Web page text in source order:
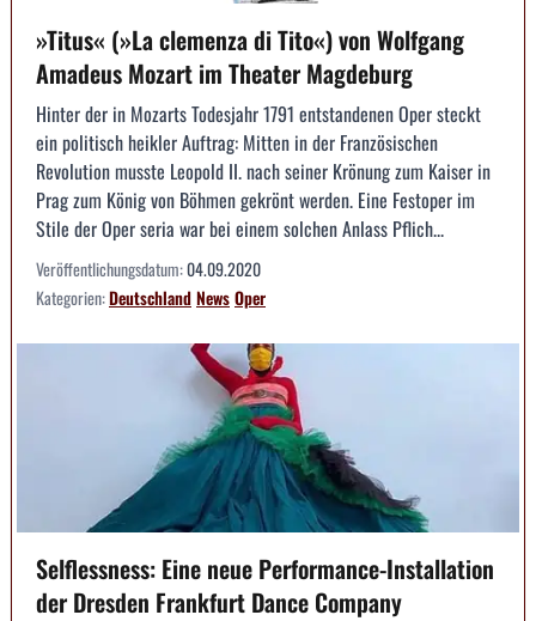
»Titus« (»La clemenza di Tito«) von Wolfgang
Amadeus Mozart im Theater Magdeburg
Hinter der in Mozarts Todesjahr 1791 entstandenen Oper steckt
ein politisch heikler Auftrag: Mitten in der Französischen
Revolution musste Leopold II. nach seiner Krönung zum Kaiser in
Prag zum König von Böhmen gekrönt werden. Eine Festoper im
Stile der Oper seria war bei einem solchen Anlass Pflich...
Veröffentlichungsdatum:04.09.2020
Kategorien:DeutschlandNewsOper
Selflessness: Eine neue Performance-Installation
der Dresden Frankfurt Dance Company